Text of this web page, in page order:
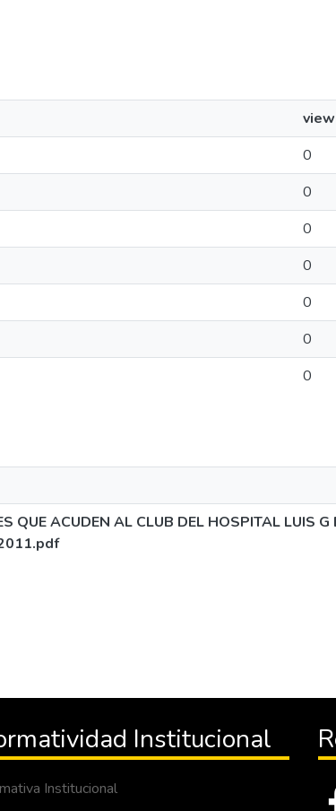
0
0
0
0
0
0
0
QUE ACUDEN AL CLUB DEL HOSPITAL LUIS
Institucional
Institucional